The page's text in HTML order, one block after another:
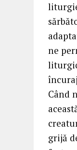
ne
Când
grijă